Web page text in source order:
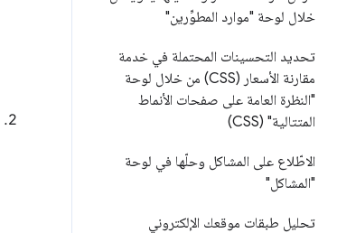
خلال لوحة "موارد المطوِّرين"
تحديد التحسينات المحتملة في خدمة
مقارنة الأسعار (CSS) من خلال لوحة
"النظرة العامة على صفحات الأنماط
المتتالية" (CSS)
الاطّلاع على المشاكل وحلّها في لوحة
"المشاكل"
تحليل طبقات موقعك الإلكتروني